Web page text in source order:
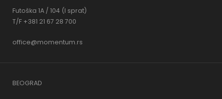
Futoška 1A / 104 (I sprat)
T/F +381 21 67 28 700
office@momentum.rs
BEOGRAD